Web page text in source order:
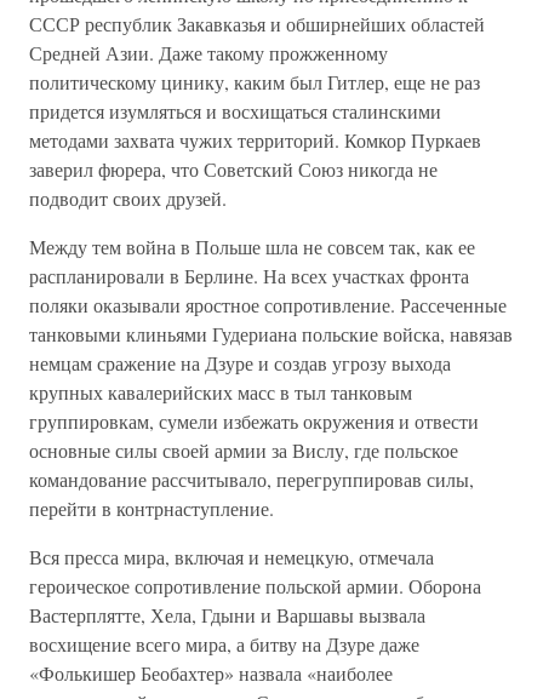
СССР республик Закавказья и обширнейших областей
Средней Азии. Даже такому прожженному
политическому цинику, каким был Гитлер, еще не раз
придется изумляться и восхищаться сталинскими
методами захвата чужих территорий. Комкор Пуркаев
заверил фюрера, что Советский Союз никогда не
подводит своих друзей.
Между тем война в Польше шла не совсем так, как ее
распланировали в Берлине. На всех участках фронта
поляки оказывали яростное сопротивление. Рассеченные
танковыми клиньями Гудериана польские войска, навязав
немцам сражение на Дзуре и создав угрозу выхода
крупных кавалерийских масс в тыл танковым
группировкам, сумели избежать окружения и отвести
основные силы своей армии за Вислу, где польское
командование рассчитывало, перегруппировав силы,
перейти в контрнаступление.
Вся пресса мира, включая и немецкую, отмечала
героическое сопротивление польской армии. Оборона
Вастерплятте, Хела, Гдыни и Варшавы вызвала
восхищение всего мира, а битву на Дзуре даже
«Фолькишер Беобахтер» назвала «наиболее